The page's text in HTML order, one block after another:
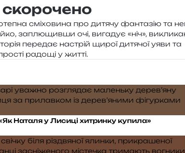
смі­хо­ви­на про дитя­чу фан­та­зію та
заплю­щив­ши очі, вига­дує «ніч»,
пере­дає настрій щирої дитя­чої уяви та
радо­щі у житті.
Наталя у Лисиці хитринку купила»